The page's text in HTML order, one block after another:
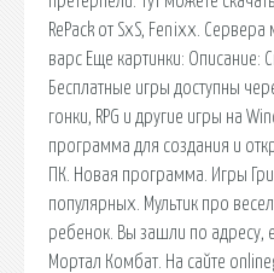
RePack от SxS, Fenixx.
варс Еще картинки: Описание:
Бесплатные игры доступны
гонки, RPG и другие игры на
программа для создания и
ПК. Новая программа. Игры
популярных. Мультик про
ребенок. Вы зашли по адресу,
Мортал Комбат. На сайте